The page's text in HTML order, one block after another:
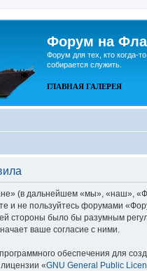
Форум на
Форум для тех, кто когда-
собирается служить.
ГЛАВНАЯ ГАЛЕРЕЯ
(в дальнейшем «мы», «наш»,
и не пользуйтесь форумами
стороны было бы разумным
ваше согласие с ними.
обеспечения для
«GNU General Public